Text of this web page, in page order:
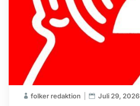
folker redaktion Juli 29, 2026